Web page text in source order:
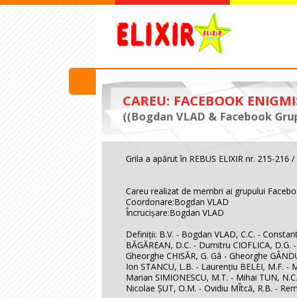
CAREU: FACEBOOK
((Bogdan VLAD & Facebook
Grila a apărut în REBUS ELIXIR nr. 215-216
Careu realizat de membri ai grupului
Coordonare:Bogdan VLAD
Încrucişare:Bogdan VLAD
Definiţii: B.V. - Bogdan VLAD, C.C. -
BĂGĂREAN, D.C. - Dumitru CIOFLICA,
Gheorghe CHISĂR, G. Gâ - Gheorghe
Ion STANCU, L.B. - Laurenţiu BELEI, M.F. -
Marian SIMIONESCU, M.T. - Mihai TUN,
Nicolae ŞUT, O.M. - Ovidiu MÎtcă, R.B. -